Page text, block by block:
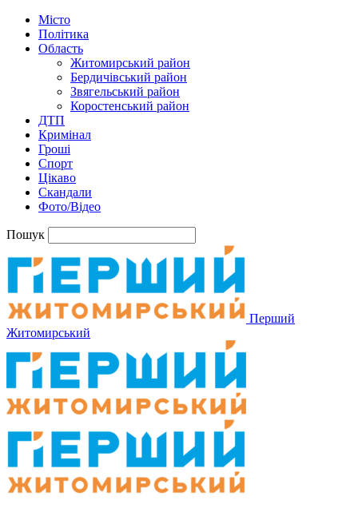
Місто
Політика
Область
Житомирський район
Бердичівський район
Звягельський район
Коростенський район
ДТП
Кримінал
Гроші
Спорт
Цікаво
Скандали
Фото/Відео
Пошук
Перший
Житомирський